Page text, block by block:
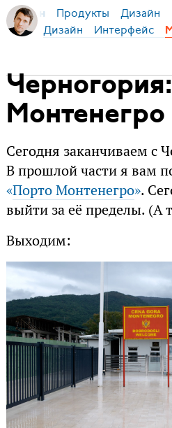
Бирман Продукты Дизайн
Дизайн Интерфейс
Монтенегро
Сегодня заканчиваем с
В прошлой части я вам
«Порто Монтенегро».
выйти за её пределы. (А
Выходим: